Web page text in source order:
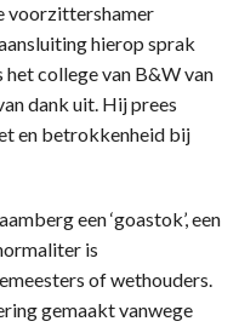
voorzittershamer
hierop sprak
het college van B&W van
dank uit. Hij prees
en betrokkenheid bij
een ‘goastok’, een
is
of wethouders.
gemaakt vanwege